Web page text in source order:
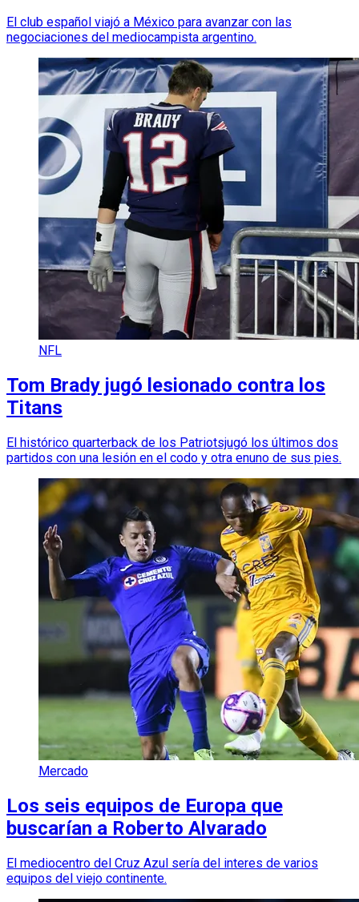
El club español viajó a México para avanzar con las
negociaciones del mediocampista argentino.
NFL
Tom Brady jugó lesionado contra los
Titans
El histórico quarterback de los Patriotsjugó los últimos dos
partidos con una lesión en el codo y otra enuno de sus pies.
Mercado
Los seis equipos de Europa que
buscarían a Roberto Alvarado
El mediocentro del Cruz Azul sería del interes de varios
equipos del viejo continente.